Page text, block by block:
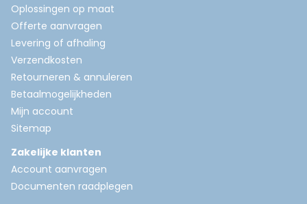
Oplossingen op maat
Offerte aanvragen
Levering of afhaling
Verzendkosten
Retourneren & annuleren
Betaalmogelijkheden
Mijn account
Sitemap
Zakelijke klanten
Account aanvragen
Documenten raadplegen